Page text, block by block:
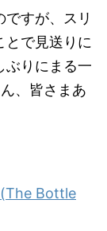
ですが、スリ
とで見送りに
ぶりにまる一
、皆さまあ
(The Bottle